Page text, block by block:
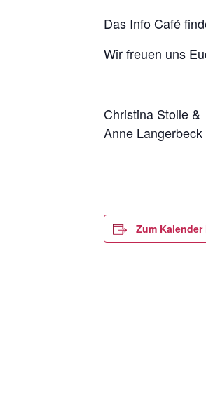
Das Info Café
Wir freuen uns
Christina Stolle &
Anne Langerbeck
Zum